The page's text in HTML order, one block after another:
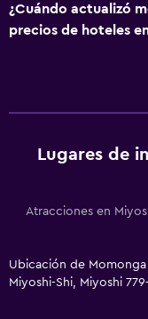
¿Cuándo actualizó
precios de hoteles
Lugares de
Atracciones en
Ubicación de Momonga
Miyoshi-Shi, Miyoshi